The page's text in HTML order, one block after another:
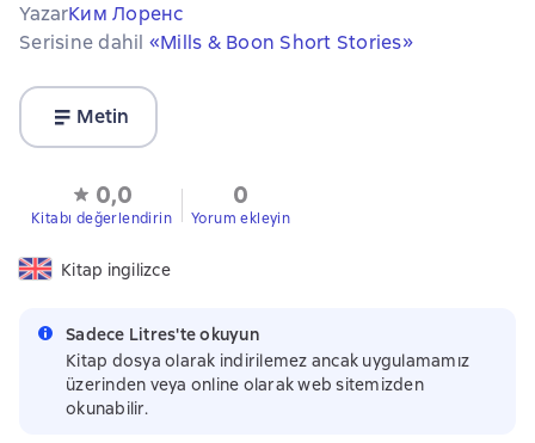
YazarКим Лоренс
Serisine dahil «Mills & Boon Short Stories»
Metin
0,0
Kitabı değerlendirin
0
Yorum ekleyin
Kitap ingilizce
Sadece Litres'te okuyun
Kitap dosya olarak indirilemez ancak uygulamamız
üzerinden veya online olarak web sitemizden
okunabilir.